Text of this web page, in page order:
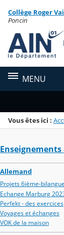
Menu de la
Contenu
Collège Roger
Poncin
MENU
Vous êtes ici :
Enseignements
Allemand
Projets 6ième-
Echange Marburg
Perfekt - des exercices
Voyages et échanges
VOK de la maison